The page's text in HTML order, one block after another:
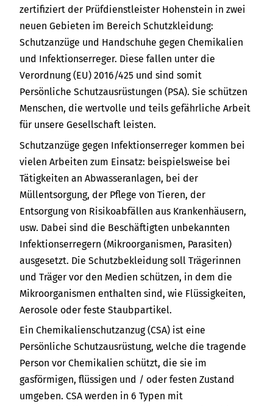
中国 Downloads
Presse
Kontakt
Newsletter
zertifiziert der Prüfdienstleister Hohenstein in zwei
neuen Gebieten im Bereich Schutzkleidung:
Schutzanzüge und Handschuhe gegen Chemikalien
und Infektionserreger. Diese fallen unter die
Verordnung (EU) 2016/425 und sind somit
Persönliche Schutzausrüstungen (PSA). Sie schützen
Menschen, die wertvolle und teils gefährliche Arbeit
für unsere Gesellschaft leisten.
Schutzanzüge gegen Infektionserreger kommen bei
vielen Arbeiten zum Einsatz: beispielsweise bei
Tätigkeiten an Abwasseranlagen, bei der
Müllentsorgung, der Pflege von Tieren, der
Entsorgung von Risikoabfällen aus Krankenhäusern,
usw. Dabei sind die Beschäftigten unbekannten
Infektionserregern (Mikroorganismen, Parasiten)
ausgesetzt. Die Schutzbekleidung soll Trägerinnen
und Träger vor den Medien schützen, in dem die
Mikroorganismen enthalten sind, wie Flüssigkeiten,
Aerosole oder feste Staubpartikel.
Ein Chemikalienschutzanzug (CSA) ist eine
Persönliche Schutzausrüstung, welche die tragende
Person vor Chemikalien schützt, die sie im
gasförmigen, flüssigen und / oder festen Zustand
umgeben. CSA werden in 6 Typen mit